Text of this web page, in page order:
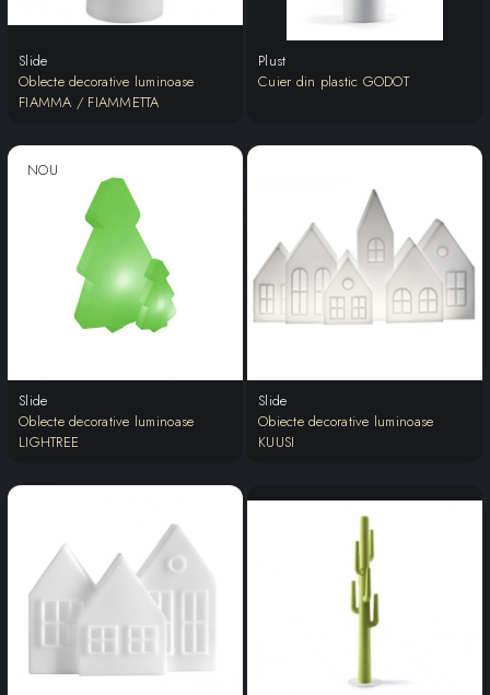
Slide
Oblecte decorative luminoase
FIAMMA / FIAMMETTA
Plust
Cuier din plastic GODOT
NOU
Slide
Oblecte decorative luminoase
LIGHTREE
Slide
Obiecte decorative luminoase
KUUSI